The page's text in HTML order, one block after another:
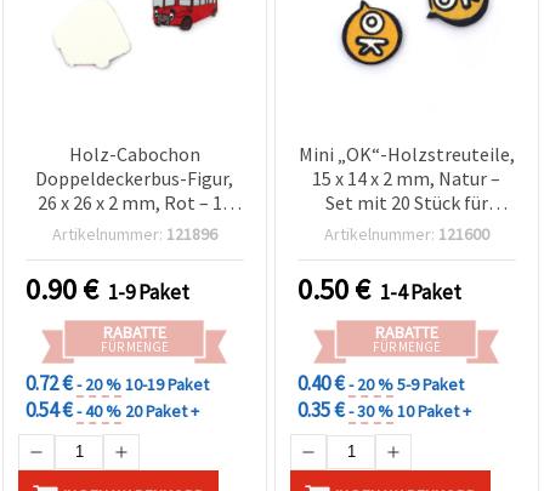
Holz-Cabochon
Doppeldeckerbus-Figur,
26 x 26 x 2 mm, Rot – 10
Stück
Artikelnummer: 121896
0.90€ 1-9 Paket
RABATTE
FÜR MENGE
0.72 €- 20 %10-19 Paket
0.54 €- 40 % 20 Paket +
Mini „OK“-Holzstreuteile,
15 x 14 x 2 mm, Natur –
Set mit 20 Stück für
Basteln, Scrapbooking &
Artikelnummer: 121600
0.50€ 1-4 Paket
RABATTE
FÜR MENGE
0.40 €- 20 %5-9 Paket
0.35 €- 30 %10 Paket +